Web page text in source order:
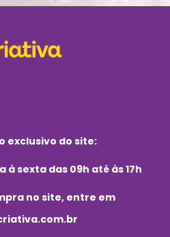
exclusivo do site:
à sexta das 09h até às 17h
no site, entre em